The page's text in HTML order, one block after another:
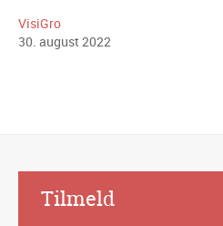
VisiGro
30. august2022
Tilmeld